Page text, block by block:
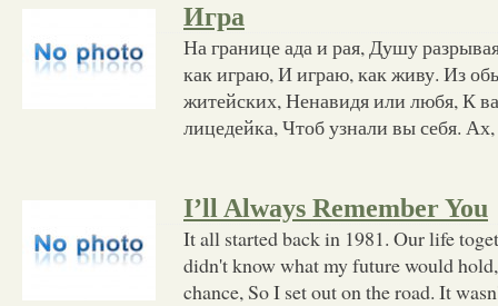
Игра
На границе ада и рая, Душу
как играю, И играю, как живу. Из
житейских, Ненавидя или любя, К
лицедейка, Чтоб узнали вы себя.
I’ll Always Remember You
It all started back in 1981. Our life
didn't know what my future would
chance, So I set out on the road. It